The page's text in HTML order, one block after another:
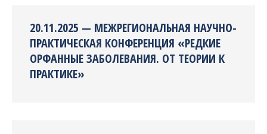
20.11.2025 — МЕЖРЕГИОНАЛЬНАЯ НАУЧНО-
ПРАКТИЧЕСКАЯ КОНФЕРЕНЦИЯ «РЕДКИЕ
ОРФАННЫЕ ЗАБОЛЕВАНИЯ. ОТ ТЕОРИИ К
ПРАКТИКЕ»